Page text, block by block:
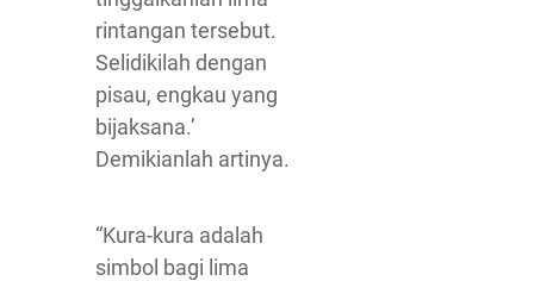
rintangan tersebut.
Selidikilah dengan
pisau, engkau yang
bijaksana.’
Demikianlah artinya.
“Kura-kura adalah
simbol bagi lima